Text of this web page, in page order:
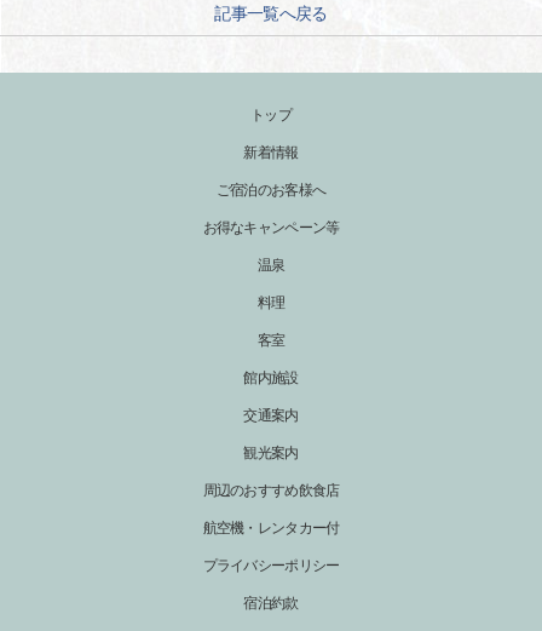
記事一覧へ戻る
トップ
新着情報
ご宿泊のお客様へ
お得なキャンペーン等
温泉
料理
客室
館内施設
交通案内
観光案内
周辺のおすすめ飲食店
航空機・レンタカー付
プライバシーポリシー
宿泊約款